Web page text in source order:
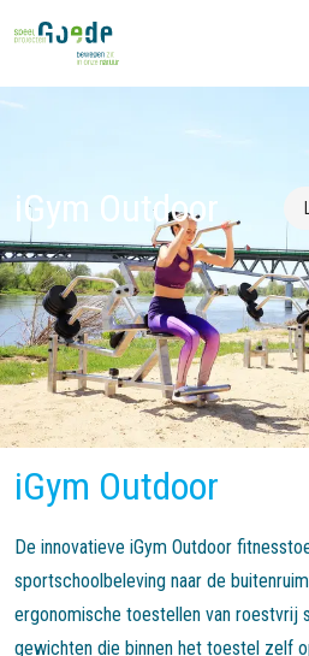
iGym Outdoor
iGym Outdoor
De innovatieve iGym Outdoor
sportschoolbeleving naar de
ergonomische toestellen van roestvrij
gewichten die binnen het toestel zelf